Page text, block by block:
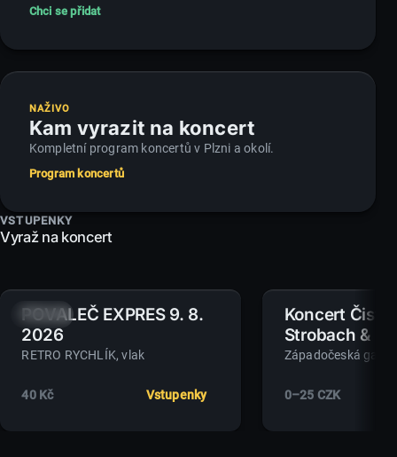
Chci se přidat
NAŽIVO
Kam vyrazit na koncert
Kompletní program koncertů v Plzni a okolí.
Program koncertů
VSTUPENKY
Vyraž na koncert
SRP
POVALEČ EXPRES 9. 8.
2026
RETRO RYCHLÍK, vlak
40 Kč Vstupenky
ÚT11.SRP
Koncert
Strobach &
(Artamo)
0–25 CZK